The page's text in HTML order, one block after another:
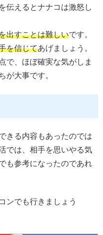
伝えるとナナコは激怒し
出すことは難しいです。
を信じてあげましょう。
で、ほぼ確実な気がしま
が大事です。
きる内容もあったのでは
では、相手を思いやる気
も参考になったのであれ
ンでも行きましょう